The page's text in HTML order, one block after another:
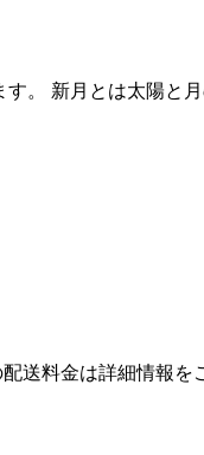
。 新月とは太陽
送料金は詳細情報